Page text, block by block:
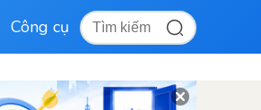
Công cụ